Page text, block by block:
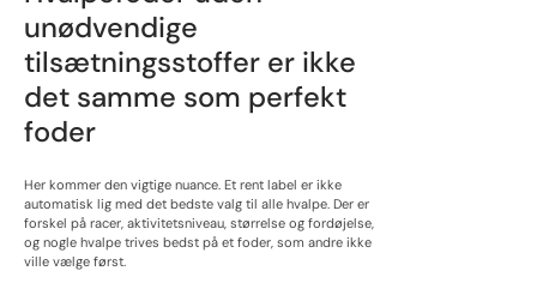
unødvendige
tilsætningsstoffer er ikke
det samme som perfekt
foder
Her kommer den vigtige nuance. Et rent label er ikke
automatisk lig med det bedste valg til alle hvalpe. Der er
forskel på racer, aktivitetsniveau, størrelse og fordøjelse,
og nogle hvalpe trives bedst på et foder, som andre ikke
ville vælge først.